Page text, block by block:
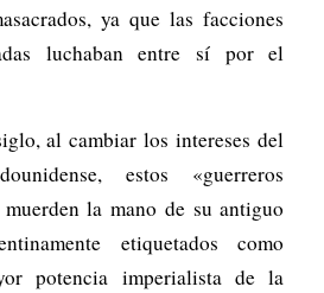
ya que las facciones
luchaban entre sí por el
al cambiar los intereses del
estos «guerreros
la mano de su antiguo
etiquetados como
potencia imperialista de la